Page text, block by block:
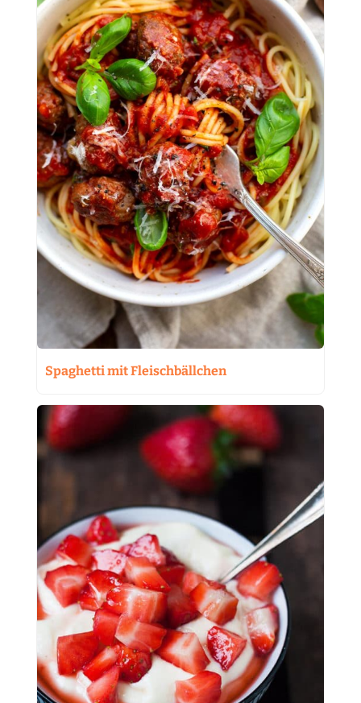
Spaghetti mit Fleischbällchen